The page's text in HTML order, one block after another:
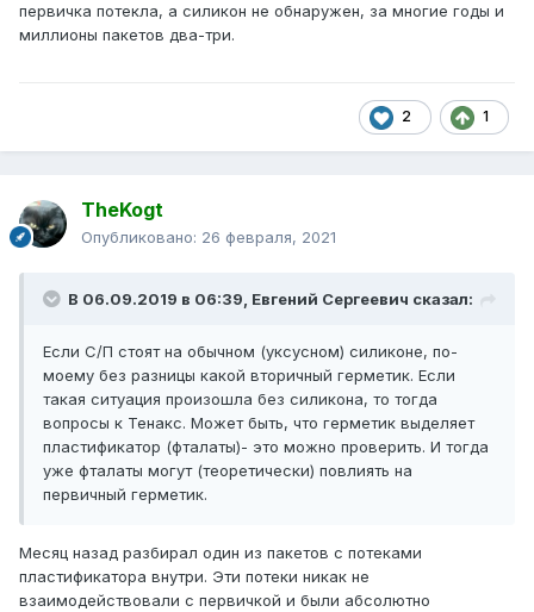
первичка потекла, а силикон не обнаружен, за многие годы и
миллионы пакетов два-три.
2 1
TheKogt
Опубликовано: 26 февраля, 2021
В 06.09.2019 в 06:39, Евгений Сергеевич сказал:
Если С/П стоят на обычном (уксусном) силиконе, по-
моему без разницы какой вторичный герметик. Если
такая ситуация произошла без силикона, то тогда
вопросы к Тенакс. Может быть, что герметик выделяет
пластификатор (фталаты)- это можно проверить. И тогда
уже фталаты могут (теоретически) повлиять на
первичный герметик.
Месяц назад разбирал один из пакетов с потеками
пластификатора внутри. Эти потеки никак не
взаимодействовали с первичкой и были абсолютно